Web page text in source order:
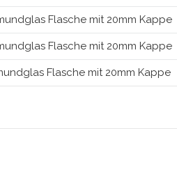
Flasche mit 20mm Kappe
Flasche mit 20mm Kappe
Flasche mit 20mm Kappe